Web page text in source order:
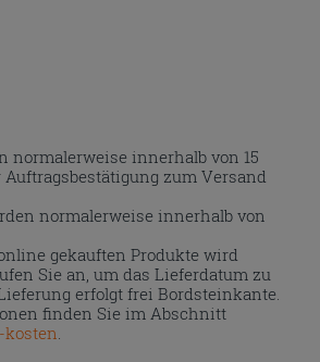
normalerweise innerhalb von 15
Auftragsbestätigung zum Versand
normalerweise innerhalb von
gekauften Produkte wird
Sie an, um das Lieferdatum zu
erfolgt frei Bordsteinkante.
finden Sie im Abschnitt
.